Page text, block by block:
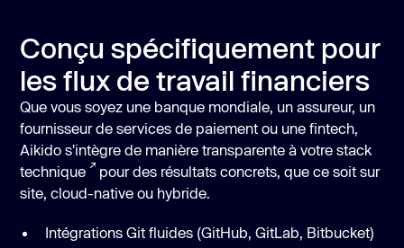
Conçu spécifiquement pour
les flux de travail financiers
Que vous soyez une banque mondiale, un assureur, un
fournisseur de services de paiement ou une fintech,
Aikido s'intègre de manière transparente àvotre stack
technique pour des résultats concrets, que ce soit sur
site, cloud-native ou hybride.
Intégrations Git fluides (GitHub, GitLab, Bitbucket)